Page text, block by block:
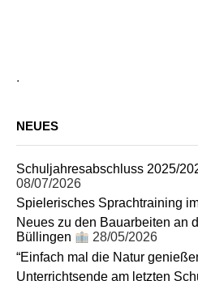
.
NEUES
Schuljahresabschluss 2025/
08/07/2026
Spielerisches Sprachtraining
Neues zu den Bauarbeiten an
Büllingen
28/05/2026
“Einfach mal die Natur
Unterrichtsende am letzten